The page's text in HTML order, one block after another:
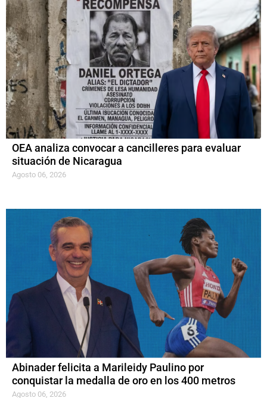
OEA analiza convocar a cancilleres para evaluar
situación de Nicaragua
Agosto 06, 2026
Abinader felicita a Marileidy Paulino por
conquistar la medalla de oro en los 400 metros
Agosto 06, 2026